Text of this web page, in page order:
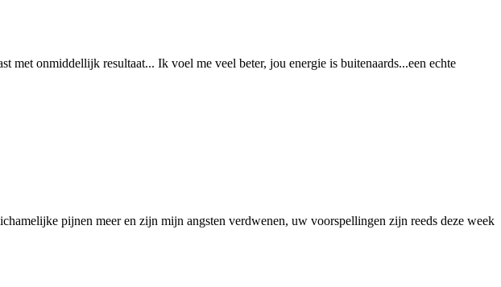
onmiddellijk resultaat... Ik voel me veel beter, jou energie is buitenaards...een echte
pijnen meer en zijn mijn angsten verdwenen, uw voorspellingen zijn reeds deze week